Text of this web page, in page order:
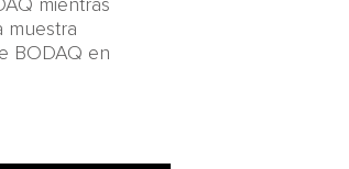
muestra
BODAQ en